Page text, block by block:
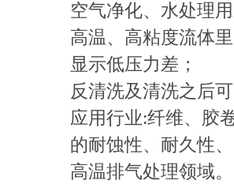
空气净化、水处理
高温、高粘度流体
显示低压力差；
反清洗及清洗之后
应用行业:纤维、胶
的耐蚀性、耐久性
高温排气处理领域。